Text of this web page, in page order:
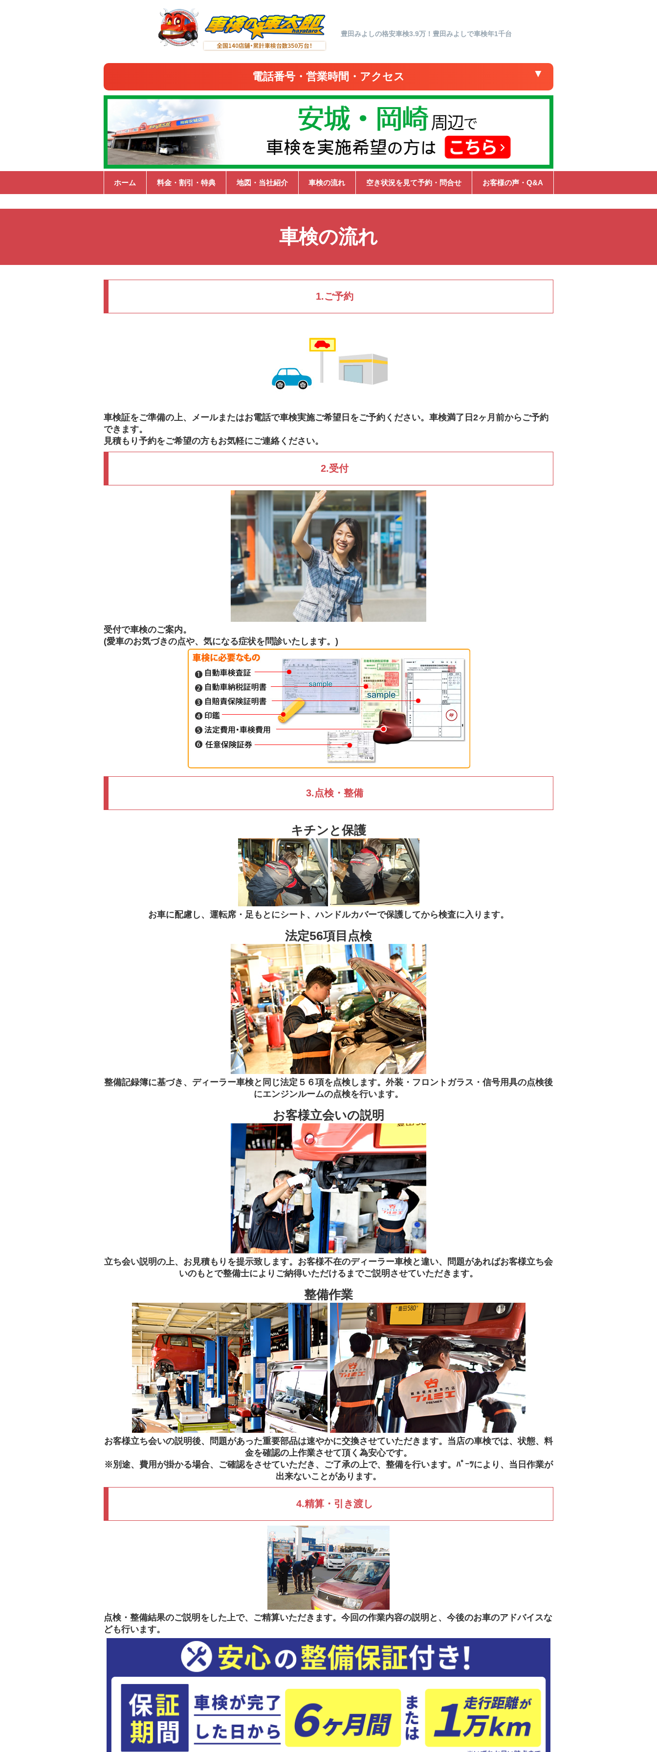
豊田みよしの格安車検3.9万！豊田みよしで車検年1千台
電話番号・営業時間・アクセス ▼
ホーム 料金・割引・特典 地図・当社紹介 車検の流れ 空き状況を見て予約・問合せ お客様の声・Q&A
車検の流れ
1.ご予約
車検証をご準備の上、メールまたはお電話で車検実施ご希望日をご予約ください。車検満了日2ヶ月前からご予約
できます。
見積もり予約をご希望の方もお気軽にご連絡ください。
2.受付
受付で車検のご案内。
(愛車のお気づきの点や、気になる症状を問診いたします。)
3.点検・整備
キチンと保護
お車に配慮し、運転席・足もとにシート、ハンドルカバーで保護してから検査に入ります。
法定56項目点検
整備記録簿に基づき、ディーラー車検と同じ法定５６項を点検します。外装・フロントガラス・信号用具の点検後
にエンジンルームの点検を行います。
お客様立会いの説明
立ち会い説明の上、お見積もりを提示致します。お客様不在のディーラー車検と違い、問題があればお客様立ち会
いのもとで整備士によりご納得いただけるまでご説明させていただきます。
整備作業
お客様立ち会いの説明後、問題があった重要部品は速やかに交換させていただきます。当店の車検では、状態、料
金を確認の上作業させて頂く為安心です。
※別途、費用が掛かる場合、ご確認をさせていただき、ご了承の上で、整備を行います。ﾊﾟｰﾂにより、当日作業が
出来ないことがあります。
4.精算・引き渡し
点検・整備結果のご説明をした上で、ご精算いただきます。今回の作業内容の説明と、今後のお車のアドバイスな
ども行います。